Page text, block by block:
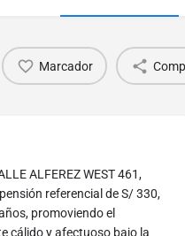
Marcador
ALFEREZ WEST 461,
referencial de S/ 330,
promoviendo el
cálido y afectuoso bajo la